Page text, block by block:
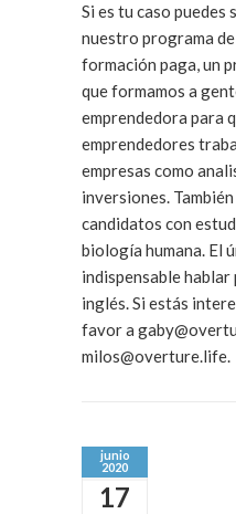
Si es tu caso
nuestro programa
formación paga, un
que formamos a
emprendedora para
emprendedores
empresas como
inversiones.
candidatos con
biología humana. El
indispensable
inglés. Si estás
favor a
milos@overture.life.
junio
2020
17